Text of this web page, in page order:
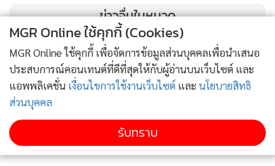
ข่าวอื่นในหมวด
MGR Online ใช้คุกกี้ (Cookies)
MGR Online ใช้คุกกี้ เพื่อจัดการข้อมูลส่วนบุคคลเพื่อนำเสนอ
ประสบการณ์คอนเทนต์ที่ดีที่สุดให้กับผู้อ่านบนเว็บไซต์ และ
แอพพลิเคชั่น เงื่อนไขการใช้งานเว็บไซต์ และ นโยบายสิทธิ
ส่วนบุคคล
รับทราบ